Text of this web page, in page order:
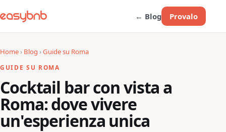
← Blog Provalo
Home› Blog ›Guide su Roma
GUIDE SU ROMA
Cocktail bar con vista a
Roma: dove vivere
un'esperienza unica